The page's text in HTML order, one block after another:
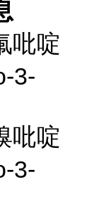
吡啶
3-
吡啶
3-